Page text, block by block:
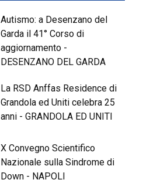
Autismo: a Desenzano del
Garda il 41° Corso di
aggiornamento -
DESENZANO DEL GARDA
La RSD Anffas Residence di
Grandola ed Uniti celebra 25
anni - GRANDOLA ED UNITI
X Convegno Scientifico
Nazionale sulla Sindrome di
Down - NAPOLI